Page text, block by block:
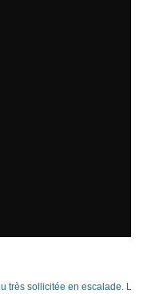
très sollicitée en escalade. Les